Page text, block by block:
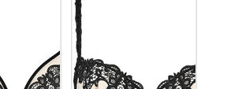
et 4 culottes, pour les
amatrices de parures de